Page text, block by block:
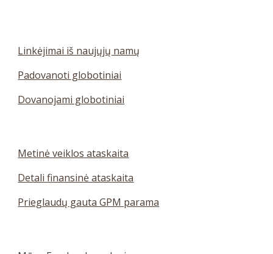
Linkėjimai iš naujųjų namų
Padovanoti globotiniai
Dovanojami globotiniai
Metinė veiklos ataskaita
Detali finansinė ataskaita
Prieglaudų gauta GPM parama